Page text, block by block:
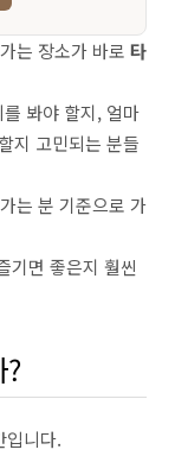
는 장소가 바로 타
봐야 할지, 얼마
지 고민되는 분들
는 분 기준으로 가
기면 좋은지 훨씬
입니다.